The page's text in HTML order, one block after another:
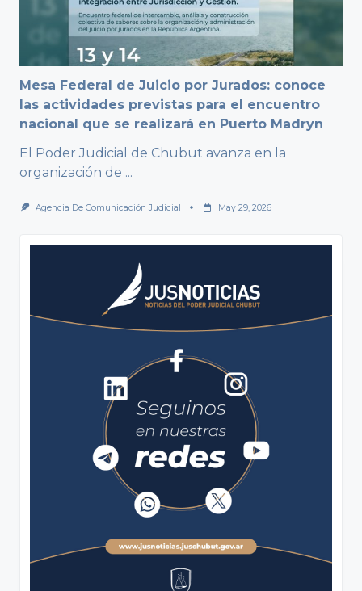
Mesa Federal de Juicio por Jurados: conoce
las actividades previstas para el encuentro
nacional que se realizará en Puerto Madryn
El Poder Judicial de Chubut avanza en la
organización de ...
Agencia De Comunicación Judicial May 29, 2026